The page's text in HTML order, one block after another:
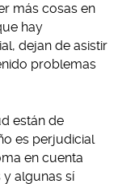
más cosas en
hay
dejan de asistir
problemas
están de
es perjudicial
en cuenta
algunas sí